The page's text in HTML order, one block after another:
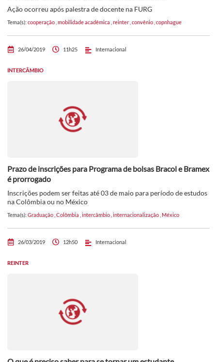
Ação ocorreu após palestra de docente na FURG
Tema(s): cooperação mobilidade acadêmica reinter convênio copnhague
26/04/2019 11h25 Internacional
INTERCÂMBIO
Prazo de inscrições para Programa de bolsas Bracol e Bramex
é prorrogado
Inscrições podem ser feitas até 03 de maio para período de estudos
na Colômbia ou no México
Tema(s): Graduação Colômbia intercâmbio internacionalização México
26/03/2019 12h50 Internacional
REINTER